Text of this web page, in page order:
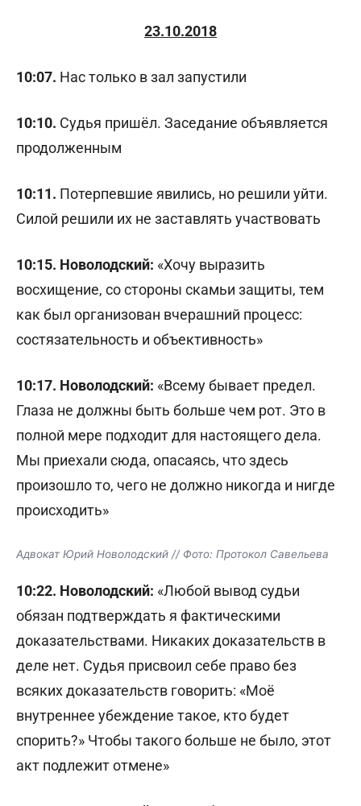
23.10.2018
10:07. Нас только в зал запустили
10:10. Судья пришёл. Заседание объявляется
продолженным
10:11. Потерпевшие явились, но решили уйти.
Силой решили их не заставлять участвовать
10:15. Новолодский: «Хочу выразить
восхищение, со стороны скамьи защиты, тем
как был организован вчерашний процесс:
состязательность и объективность»
10:17. Новолодский: «Всему бывает предел.
Глаза не должны быть больше чем рот. Это в
полной мере подходит для настоящего дела.
Мы приехали сюда, опасаясь, что здесь
произошло то, чего не должно никогда и нигде
происходить»
Адвокат Юрий Новолодский // Фото: Протокол Савельева
10:22. Новолодский: «Любой вывод судьи
обязан подтверждать я фактическими
доказательствами. Никаких доказательств в
деле нет. Судья присвоил себе право без
всяких доказательств говорить: «Моё
внутреннее убеждение такое, кто будет
спорить?» Чтобы такого больше не было, этот
акт подлежит отмене»